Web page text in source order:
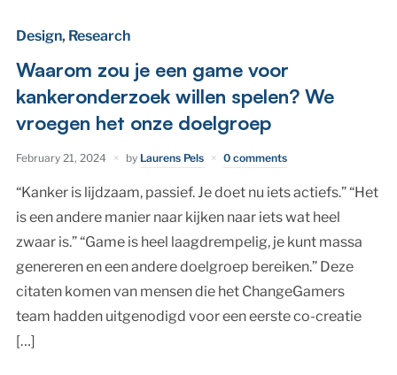
Design, Research
Waarom zou je een game voor
kankeronderzoek willen spelen? We
vroegen het onze doelgroep
February 21, 2024 by Laurens Pels 0 comments
“Kanker is lijdzaam, passief. Je doet nu iets actiefs.” “Het
is een andere manier naar kijken naar iets wat heel
zwaar is.” “Game is heel laagdrempelig, je kunt massa
genereren en een andere doelgroep bereiken.” Deze
citaten komen van mensen die het ChangeGamers
team hadden uitgenodigd voor een eerste co-creatie
[…]